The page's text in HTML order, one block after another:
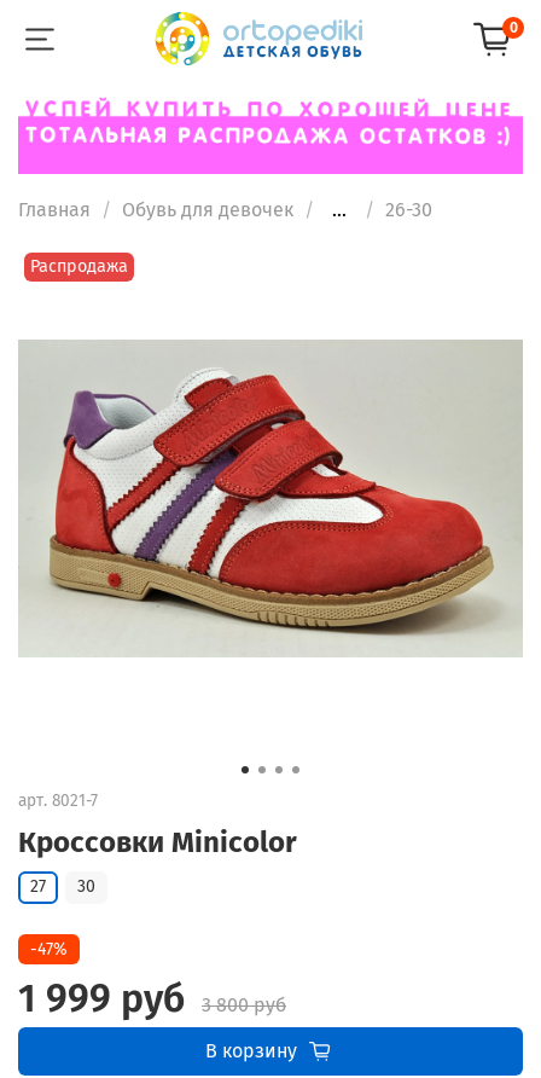
0
Главная Обувь для девочек ... 26-30
Распродажа
арт. 8021-7
Кроссовки Minicolor
27 30
-47%
1 999 руб
3 800 руб
В корзину